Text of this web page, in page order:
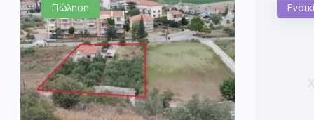
Πώληση